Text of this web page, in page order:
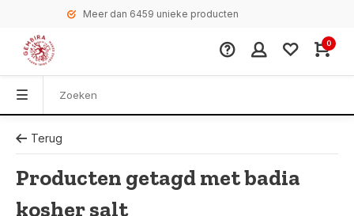
Meer dan 6459 unieke producten
0
Terug
Producten getagd met badia
kosher salt